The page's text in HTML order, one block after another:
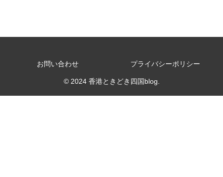
お問い合わせ プライバシーポリシー
© 2024 香港ときどき四国blog.